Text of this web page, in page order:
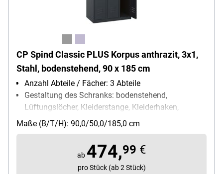
CP Spind Classic PLUS Korpus anthrazit, 3x1,
Stahl, bodenstehend, 90 x 185 cm
Anzahl Abteile / Fächer: 3 Abteile
Gestaltung des Schranks: bodenstehend,
Lüftungslöcher, Kleiderstange, Kleiderhaken,
Ablageboden, Etikettenrahmen
Schließungsart: Drehriegelverschluss
Besonderheiten: hohe UV- und
Korrosionsbeständigkeit / Türen mit Soft-Anschlag
/ eingestanzer Etikettenrahmen
Maße (B/T/H): 90,0/50,0/185,0 cm
ab 474,99 €
pro Stück (ab 2 Stück)